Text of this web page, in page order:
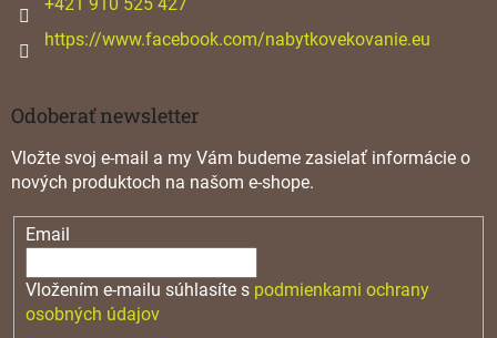
s
u
https://www.facebook.com/nabytkovekovanie.eu
Odoberať newsletter
Vložte svoj e-mail a my Vám budeme zasielať informácie o
nových produktoch na našom e-shope.
Email
Vložením e-mailu súhlasíte s podmienkami ochrany
osobných údajov